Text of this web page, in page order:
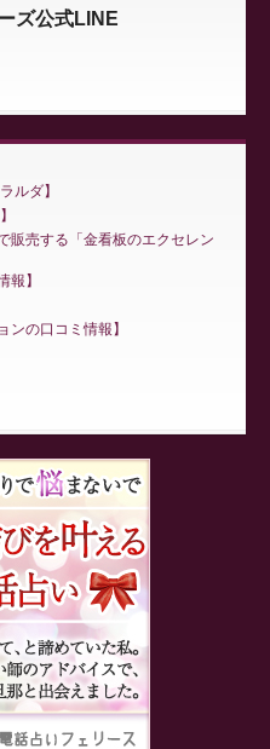
ズ公式LINE
ルダ
販売する「金看板のエクセレン
報
ンの口コミ情報